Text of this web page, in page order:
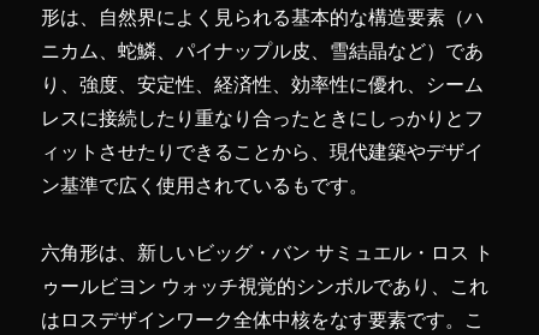
形は、自然界によく見られる基本的な構造要素（ハ
ニカム、蛇鱗、パイナップル皮、雪結晶など）であ
り、強度、安定性、経済性、効率性に優れ、シーム
レスに接続したり重なり合ったときにしっかりとフ
ィットさせたりできることから、現代建築やデザイ
ン基準で広く使用されているもです。
六角形は、新しいビッグ・バン サミュエル・ロス ト
ゥールビヨン ウォッチ視覚的シンボルであり、これ
はロスデザインワーク全体中核をなす要素です。こ